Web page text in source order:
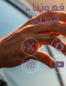
قهوتنا ،،
هويتنا